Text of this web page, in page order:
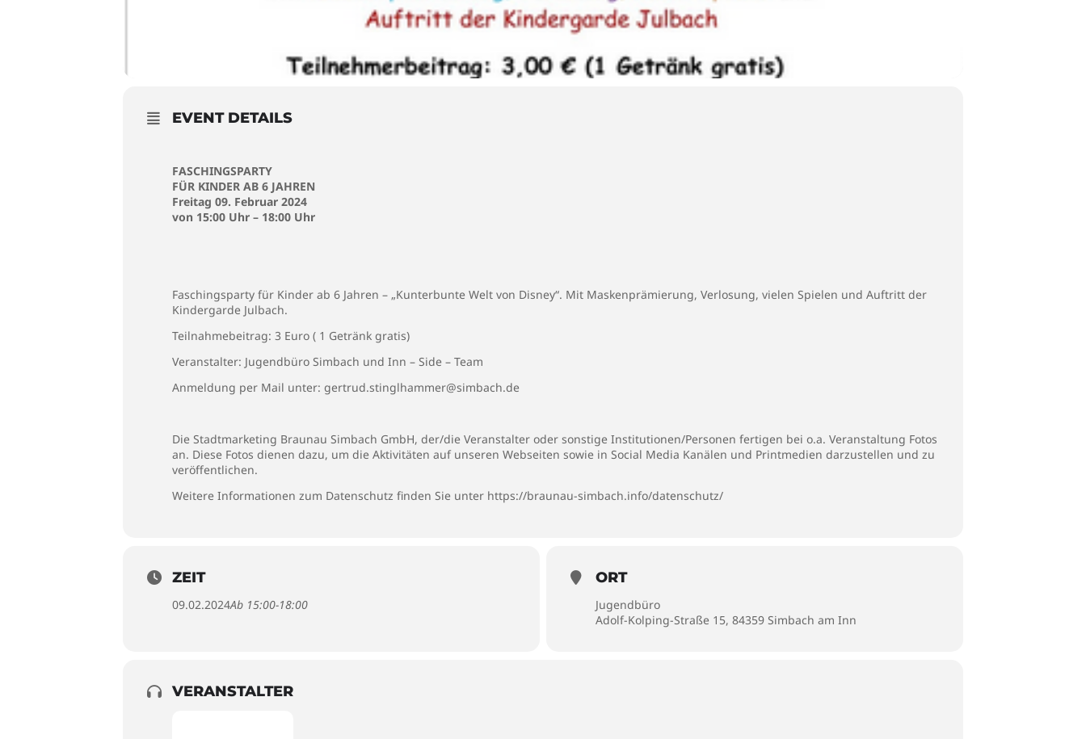
EVENT DETAILS
FASCHINGSPARTY
FÜR KINDER AB 6 JAHREN
Freitag 09. Februar 2024
von 15:00 Uhr – 18:00 Uhr
Faschingsparty für Kinder ab 6 Jahren – „Kunterbunte Welt von Disney“. Mit Maskenprämierung, Verlosung, vielen Spielen und Auftritt der
Kindergarde Julbach.
Teilnahmebeitrag: 3 Euro ( 1 Getränk gratis)
Veranstalter: Jugendbüro Simbach und Inn – Side – Team
Anmeldung per Mail unter: gertrud.stinglhammer@simbach.de
Die Stadtmarketing Braunau Simbach GmbH, der/die Veranstalter oder sonstige Institutionen/Personen fertigen bei o.a. Veranstaltung Fotos
an. Diese Fotos dienen dazu, um die Aktivitäten auf unseren Webseiten sowie in Social Media Kanälen und Printmedien darzustellen und zu
veröffentlichen.
Weitere Informationen zum Datenschutz finden Sie unter https://braunau-simbach.info/datenschutz/
ZEIT
09.02.2024Ab 15:00-18:00
ORT
Jugendbüro
Adolf-Kolping-Straße 15, 84359 Simbach am Inn
VERANSTALTER